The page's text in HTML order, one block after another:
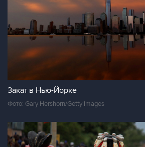
Закат в Нью-Йорке
Фото: Gary Hershorn/Getty Images